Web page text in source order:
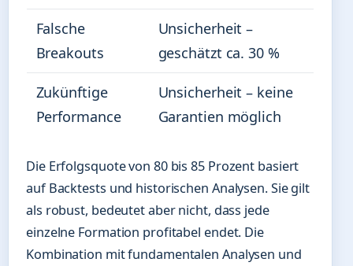
Falsche
Breakouts
Unsicherheit –
geschätzt ca. 30 %
Zukünftige
Performance
Unsicherheit – keine
Garantien möglich
Die Erfolgsquote von 80 bis 85 Prozent basiert
auf Backtests und historischen Analysen. Sie gilt
als robust, bedeutet aber nicht, dass jede
einzelne Formation profitabel endet. Die
Kombination mit fundamentalen Analysen und